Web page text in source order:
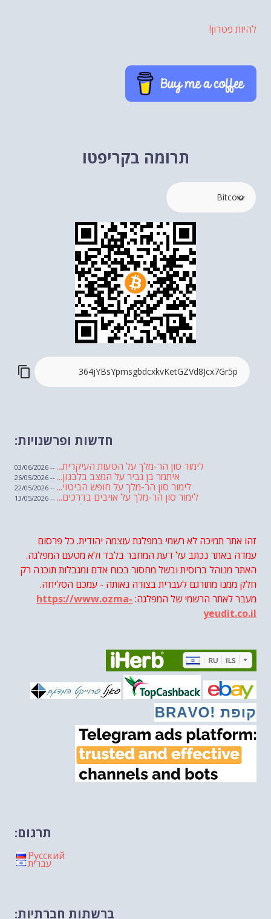
להיות פטרון!
תרומה בקריפטו
חדשות ופרשנויות:
לימור סון הר-מלך על הטעות העיקרית... -- 03/06/2026
איתמר בן גביר על המצב בלבנון... -- 26/05/2026
לימור סון הר-מלך על חופש הביטוי... -- 22/05/2026
לימור סון הר-מלך על אויבים בדרכים... -- 13/05/2026
שבועת אמונים לדעאש
לימור סון הר-מלך על חוק...-- 19/04/2026
מיכאל בן ארי על פרשת הת...
מיכאל בן ארי על פרשת הת... -- 10/04/2026
השר בן גביר במקום נפילת הטיל.... -- 06/04/2026
חוק עונש מוות למחבלים...-- 29/03/2026
מיכאל בן ארי על פרשת השבוע ת... -- 27/03/2026
מיכאל בן ארי על פרשת השבוע ת...-- 20/03/2026
מיכאל בן ארי על דילמת המנהיגות....
מיכאל בן ארי על פרשת הת...
מיכאל בן ארי על פרשת הת...
מיכאל בן ארי על פרשת הת...-- 13/02/2026
מיכאל בן ארי על פרשת השבוע ת...-- 06/02/2026
חלקם של היהודים הולך ופוחת....
מיכאל בן ארי על פרשת השבוע ת...
זהו אתר תמיכה לא רשמי במפלגת עוצמה יהודית. כל פרסום
עמדה באתר נכתב על דעת המחבר בלבד ולא מטעם המפלגה.
האתר מנוהל ברוסית ובשל מחסור בכוח אדם ומגבלות תוכנה רק
חלק ממנו מתורגם לעברית בצורה נאותה - עמכם הסליחה.
מעבר לאתר הרשמי של המפלגה: https://www.ozma-
yeudit.co.il
תרגום:
Русский
עברית
ברשתות חברתיות: